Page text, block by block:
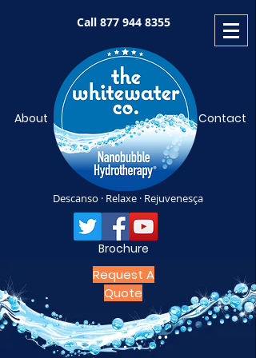
Call 877 944 8355
About Contact
Descanso · Relaxe · Rejuvenesça
Brochure
Request A
Quote